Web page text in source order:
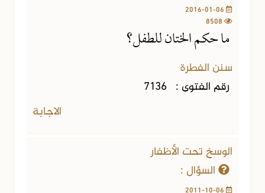
ما حكم الختان للطفل؟
سنن الفطرة
رقم الفتوى : 7136
الاجابة
الوسخ تحت الأظفار
السؤال :